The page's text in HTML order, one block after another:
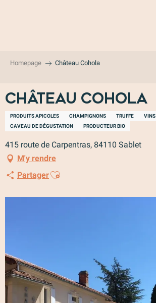
Homepage Château Cohola
Château Cohola
PRODUITS APICOLES CHAMPIGNONS TRUFFE
VINS
CAVEAU DE DÉGUSTATION
PRODUCTEUR BIO
415 route de Carpentras, 84110 Sablet
M'y rendre
PartagerAjouter aux favoris